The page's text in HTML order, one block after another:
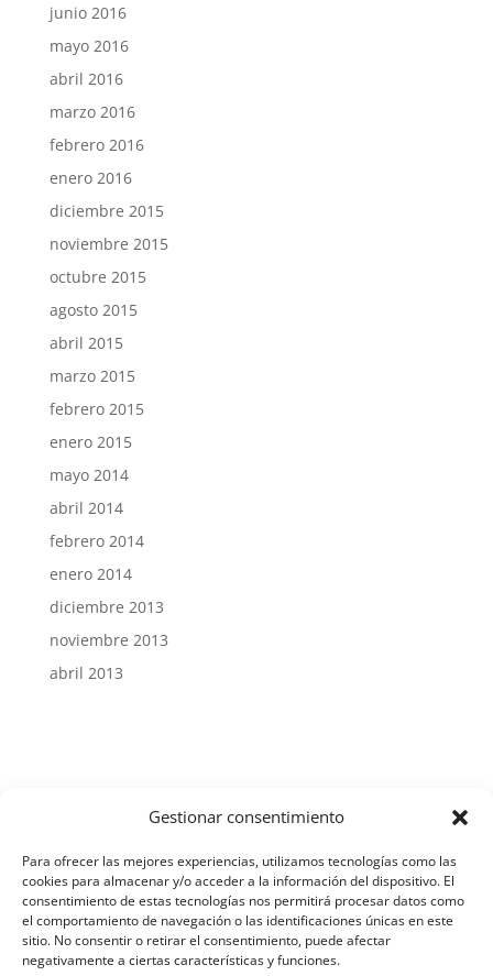
Gestionar consentimiento
Para ofrecer las mejores experiencias, utilizamos tecnologías como las
cookies para almacenar y/o acceder a la información del dispositivo. El
consentimiento de estas tecnologías nos permitirá procesar datos como
el comportamiento de navegación o las identificaciones únicas en este
sitio. No consentir o retirar el consentimiento, puede afectar
negativamente a ciertas características y funciones.
junio 2016
mayo 2016
abril 2016
marzo 2016
febrero 2016
enero 2016
diciembre 2015
noviembre 2015
octubre 2015
agosto 2015
abril 2015
marzo 2015
febrero 2015
enero 2015
mayo 2014
abril 2014
febrero 2014
enero 2014
diciembre 2013
noviembre 2013
abril 2013
Aviso Legal y Protección de Datos
Política de Cookies